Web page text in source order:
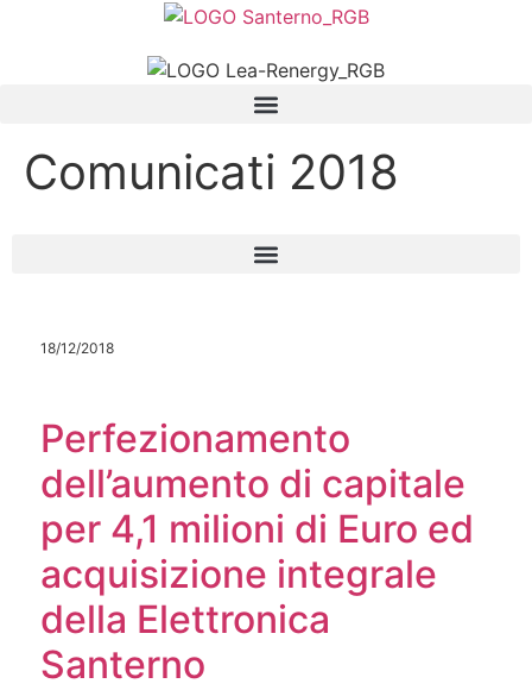
Comunicati 2018
18/12/2018
Perfezionamento
dell’aumento di capitale
per 4,1 milioni di Euro ed
acquisizione integrale
della Elettronica
Santerno